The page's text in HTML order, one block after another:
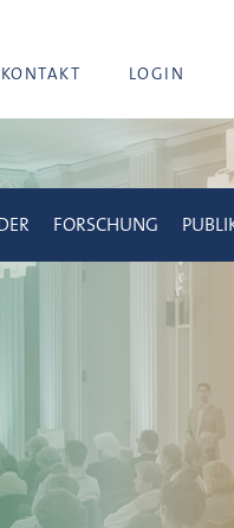
KONTAKT LOGIN
FORSCHUNG